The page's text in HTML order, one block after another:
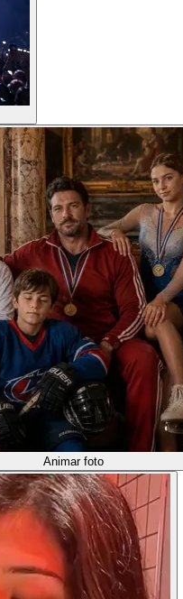
Animar foto